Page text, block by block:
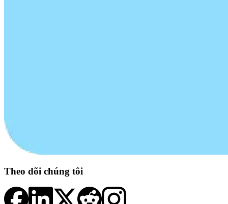
Theo dõi chúng tôi